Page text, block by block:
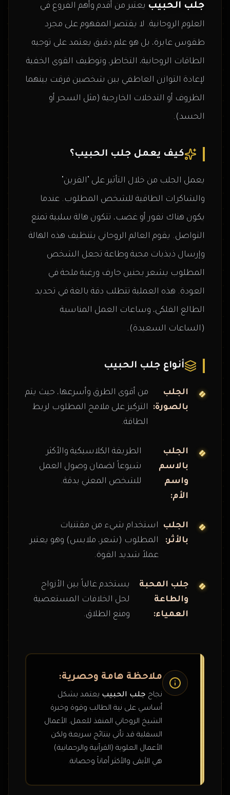
جلب الحبيب يعتبر من أقدم وأهم الفروع في
العلوم الروحانية. لا يقتصر المفهوم على مجرد
طقوس عابرة، بل هو علم دقيق يعتمد على توجيه
الطاقات الروحانية، التخاطر، وتوظيف القوى الخفية
لإعادة التوازن العاطفي بين شخصين فرقت بينهما
الظروف أو التدخلات الخارجية (مثل السحر أو
الحسد).
كيف يعمل جلب الحبيب؟
يعمل الجلب من خلال التأثير على "القرين"
والشاكرات الطاقية للشخص المطلوب. عندما
يكون هناك نفور أو غضب، تتكون هالة سلبية تمنع
التواصل. يقوم العالم الروحاني بتنظيف هذه الهالة
وإرسال ذبذبات محبة وطاعة تجعل الشخص
المطلوب يشعر بحنين جارف ورغبة ملحة في
العودة. هذه العملية تتطلب دقة بالغة في تحديد
الطالع الفلكي، وساعات العمل المناسبة
(الساعات السعيدة).
أنواع جلب الحبيب
الجلب
بالصورة:
من أقوى الطرق وأسرعها، حيث يتم
التركيز على ملامح المطلوب لربط
الطاقة.
الجلب
بالاسم
واسم
الأم:
الطريقة الكلاسيكية والأكثر
شيوعاً لضمان وصول العمل
للشخص المعني بدقة.
الجلب
بالأثر:
استخدام شيء من مقتنيات
المطلوب (شعر، ملابس) وهو يعتبر
عملاً شديد القوة.
جلب المحبة
والطاعة
العمياء:
يستخدم غالباً بين الأزواج
لحل الخلافات المستعصية
ومنع الطلاق.
ملاحظة هامة وحصرية:
نجاح جلب الحبيب يعتمد بشكل
أساسي على نية الطالب وقوة وخبرة
الشيخ الروحاني المنفذ للعمل. الأعمال
السفلية قد تأتي بنتائج سريعة ولكن
الأعمال العلوية (القرآنية والرحمانية)
هي الأبقى والأكثر أماناً وحصانة.